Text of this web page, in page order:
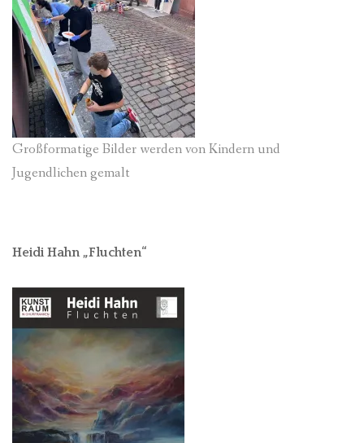
Großformatige Bilder werden von Kindern und
Jugendlichen gemalt
Heidi Hahn „Fluchten“